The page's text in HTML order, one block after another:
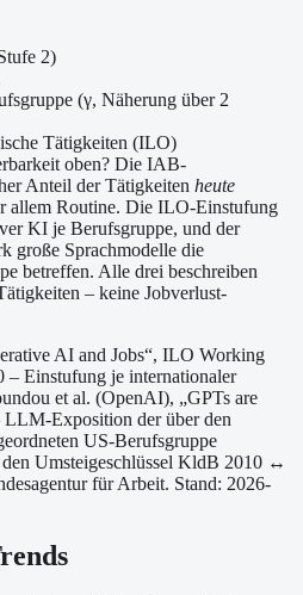
2)
(γ, Näherung über 2
Tätigkeiten (ILO)
oben? Die IAB-
Anteil der Tätigkeiten heute
allem Routine. Die ILO-Einstufung
KI je Berufsgruppe, und der
große Sprachmodelle die
betreffen. Alle drei beschreiben
– keine Jobverlust-
AI and Jobs“, ILO Working
Einstufung je internationaler
et al. (OpenAI), „GPTs are
LLM-Exposition der über den
US-Berufsgruppe
Umsteigeschlüssel KldB 2010 ↔
für Arbeit. Stand: 2026-